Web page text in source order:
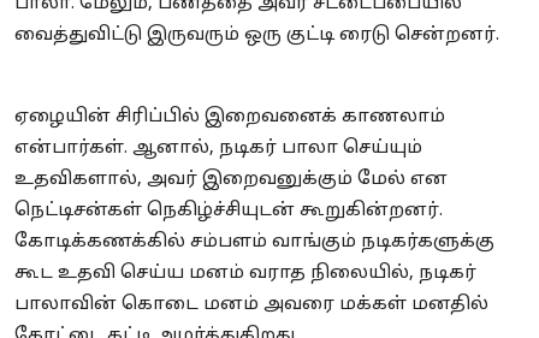
பாலா. மேலும், பணத்தை அவர் சட்டைப்பையில்
வைத்துவிட்டு இருவரும் ஒரு குட்டி ரைடு சென்றனர்.
ஏழையின் சிரிப்பில் இறைவனைக் காணலாம்
என்பார்கள். ஆனால், நடிகர் பாலா செய்யும்
உதவிகளால், அவர் இறைவனுக்கும் மேல் என
நெட்டிசன்கள் நெகிழ்ச்சியுடன் கூறுகின்றனர்.
கோடிக்கணக்கில் சம்பளம் வாங்கும் நடிகர்களுக்கு
கூட உதவி செய்ய மனம் வராத நிலையில், நடிகர்
பாலாவின் கொடை மனம் அவரை மக்கள் மனதில்